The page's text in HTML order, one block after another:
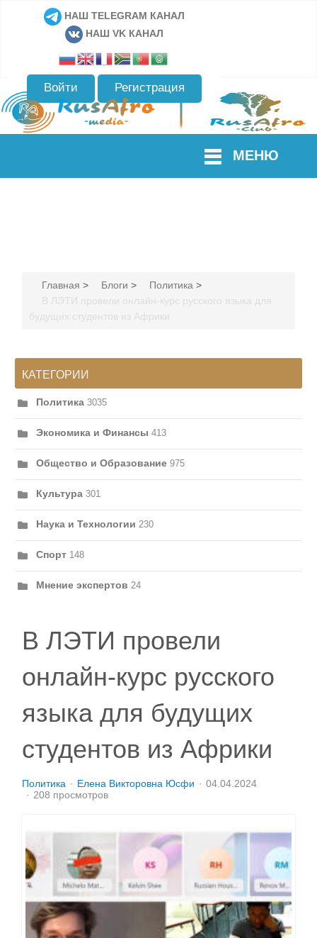
НАШ TELEGRAM КАНАЛ
НАШ VK КАНАЛ
Войти Регистрация
МЕНЮ
Главная > Блоги > Политика >
В ЛЭТИ провели онлайн-курс русского языка для
будущих студентов из Африки
КАТЕГОРИИ
Политика 3035
Экономика и Финансы 413
Общество и Образование 975
Культура 301
Наука и Технологии 230
Спорт 148
Мнение экспертов 24
В ЛЭТИ провели
онлайн-курс русского
языка для будущих
студентов из Африки
Политика Елена Викторовна Юсфи
04.04.2024
208 просмотров